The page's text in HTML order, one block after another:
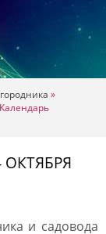
»
Календарь
и садовода